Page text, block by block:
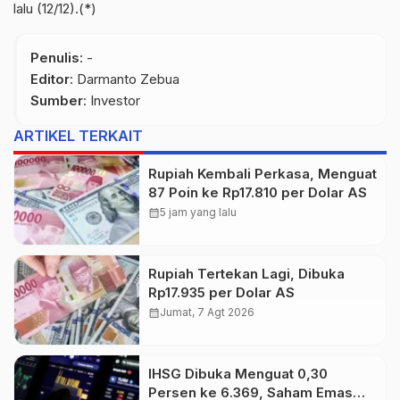
lalu (12/12).(*)
Penulis: -
Editor: Darmanto Zebua
Sumber: Investor
ARTIKEL TERKAIT
Rupiah Kembali Perkasa, Menguat
87 Poin ke Rp17.810 per Dolar AS
calendar_month5 jam yang lalu
Rupiah Tertekan Lagi, Dibuka
Rp17.935 per Dolar AS
calendar_monthJumat, 7 Agt 2026
IHSG Dibuka Menguat 0,30
Persen ke 6.369, Saham Emas